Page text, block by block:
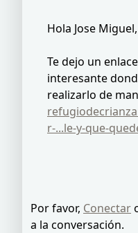
Hola Jose Miguel,
Te dejo un
interesante
realizarlo de
r-...le-y-que-
Por favor, Conectar
a la conversación.